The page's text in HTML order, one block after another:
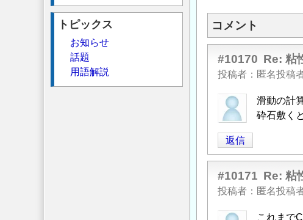
コメント
#10170 Re: 粘
投稿者 匿名投稿
滑動の計
砕石敷く
返信
#10171 Re: 粘
投稿者 匿名投稿
これまで
トピックス
お知らせ
話題
用語解説